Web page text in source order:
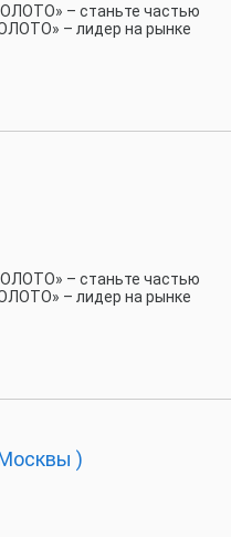
– станьте частью
– лидер на рынке
– станьте частью
– лидер на рынке
)